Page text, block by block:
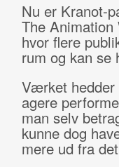
Nu er Kranot-
The Animation
hvor flere
rum og kan se
Værket hedder
agere
man selv
kunne dog
mere ud fra